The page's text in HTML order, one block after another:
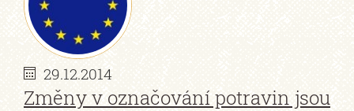
29.12.2014
Změny v označování potravin jsou